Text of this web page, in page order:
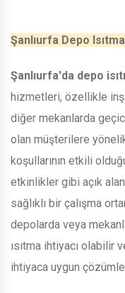
Şanlıurfa Depo Isıtma
Şanlıurfa'da depo
hizmetleri, özellikle
diğer mekanlarda
olan müşterilere
koşullarının etkili
etkinlikler gibi açık
sağlıklı bir çalışma
depolarda veya
ısıtma ihtiyacı olabilir
ihtiyaca uygun